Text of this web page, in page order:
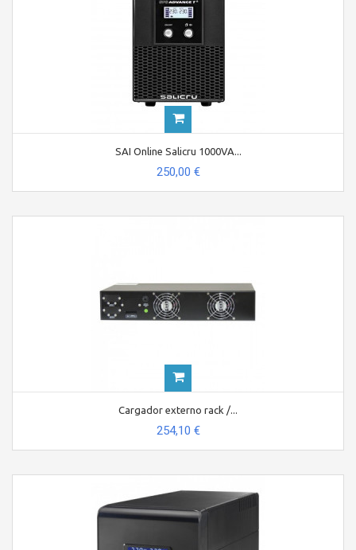
SAI Online Salicru 1000VA...
250,00 €
Cargador externo rack /...
254,10 €